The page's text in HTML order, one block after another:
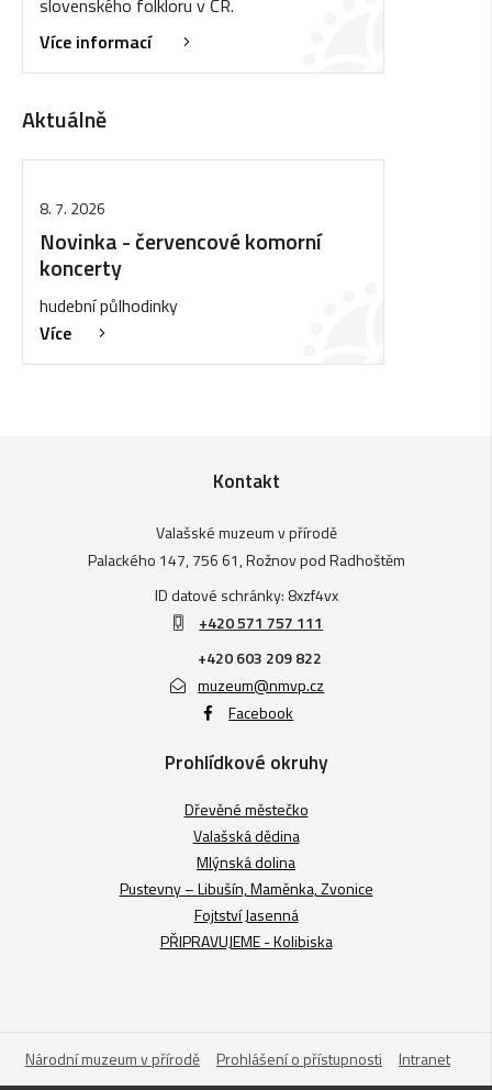
Více informací
Aktuálně
8. 7. 2026
Novinka - červencové komorní
koncerty
hudební půlhodinky
Více
Kontakt
Valašské muzeum v přírodě
Palackého 147, 756 61, Rožnov pod Radhoštěm
ID datové schránky: 8xzf4vx
+420 571 757 111
+420 603 209 822
muzeum@nmvp.cz
Facebook
Prohlídkové okruhy
Dřevěné městečko
Valašská dědina
Mlýnská dolina
Pustevny – Libušín, Maměnka, Zvonice
Fojtství Jasenná
PŘIPRAVUJEME - Kolibiska
Národní muzeum v přírodě Prohlášení o přístupnosti Intranet